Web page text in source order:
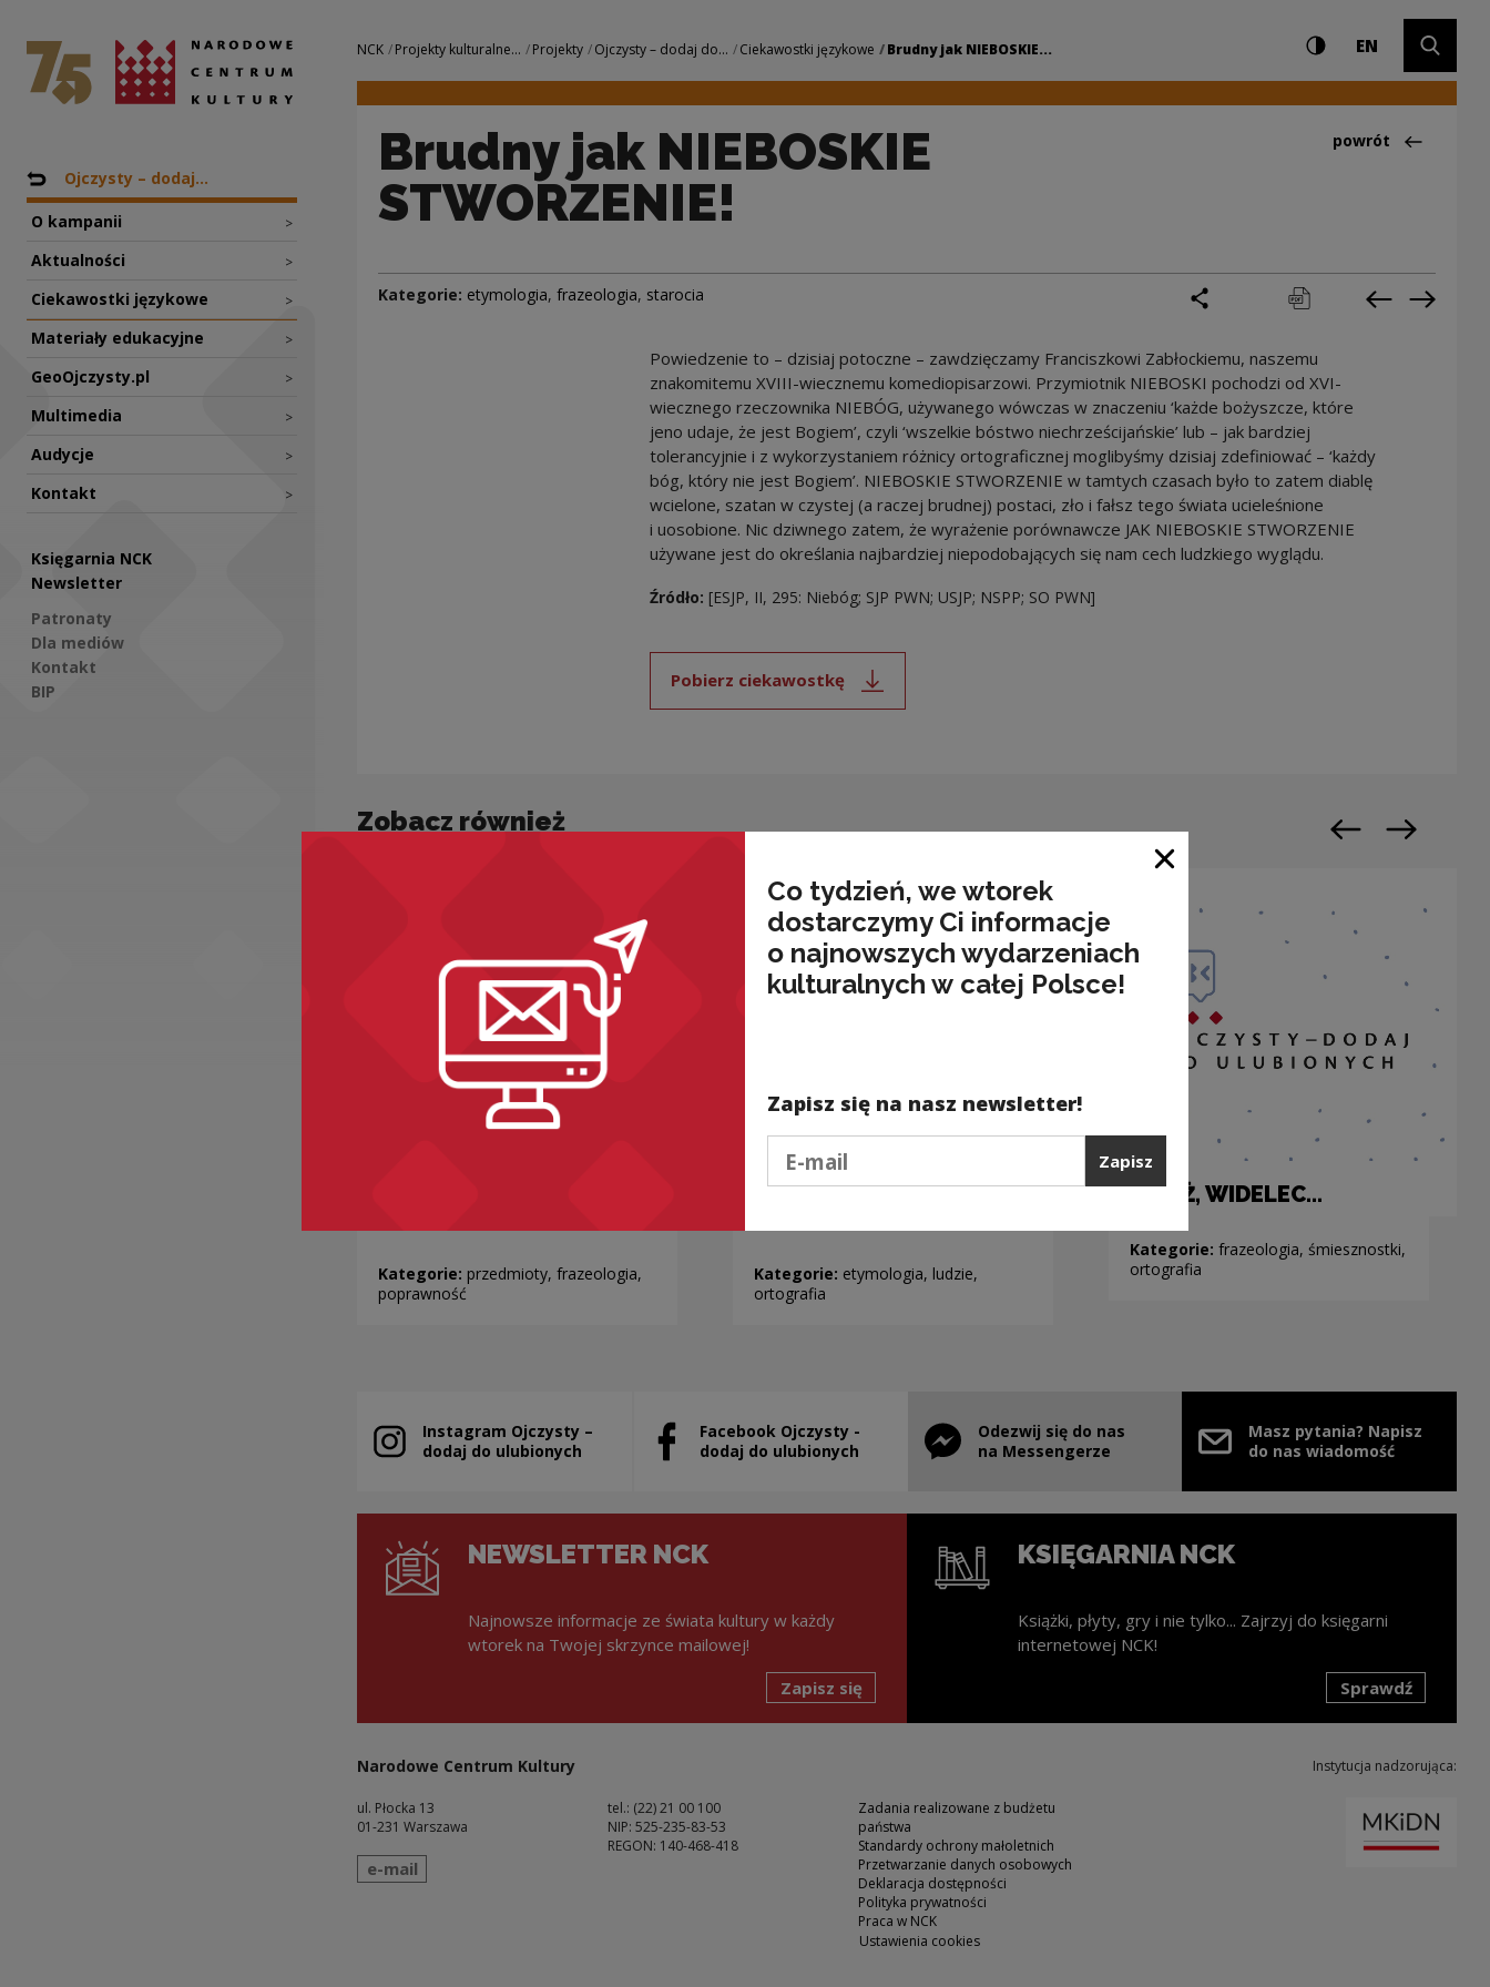
Brudny jak NIEBOSKIE STWORZENIE! | Narodowe
Narodowe Centrum Kultury
Nawigacja
Powrót do: Projekty
Ojczysty – dodaj...
O kampanii >
Aktualności >
Ciekawostki językowe >
Materiały edukacyjne >
GeoOjczysty.pl >
Multimedia >
Audycje >
Kontakt >
Księgarnia NCK
Newsletter
Patronaty
Dla mediów
Kontakt
BIP
Nawigacja
NCK Projekty kulturalne... Projekty Ojczysty – dodaj do... Ciekawostki językowe Brudny jak NIEBOSKIE... Ustawienia iWysoki kontrast
ENCHANGE
Brudny jak NIEBOSKIE
STWORZENIE!
Powrót
powrót
Kategorie: etymologia, frazeologia, starocia podziel się
drukuj pobierz Poprzednia
Powiedzenie to – dzisiaj potoczne – zawdzięczamy Franciszkowi Zabłockiemu, naszemu
znakomitemu XVIII-wiecznemu komediopisarzowi. Przymiotnik NIEBOSKI pochodzi od XVI-
wiecznego rzeczownika NIEBÓG, używanego wówczas w znaczeniu ‘każde bożyszcze, które
jeno udaje, że jest Bogiem’, czyli ‘wszelkie bóstwo niechrześcijańskie’ lub – jak bardziej
tolerancyjnie i z wykorzystaniem różnicy ortograficznej moglibyśmy dzisiaj zdefiniować – ‘każdy
bóg, który nie jest Bogiem’. NIEBOSKIE STWORZENIE w tamtych czasach było to zatem diablę
wcielone, szatan w czystej (a raczej brudnej) postaci, zło i fałsz tego świata ucieleśnione
i uosobione. Nic dziwnego zatem, że wyrażenie porównawcze JAK NIEBOSKIE STWORZENIE
używane jest do określania najbardziej niepodobających się nam cech ludzkiego wyglądu.
Źródło: [ESJP, II, 295: Niebóg; SJP PWN; USJP; NSPP; SO PWN]
Pobierz ciekawostkę
Uwaga, link zostanie otwarty w nowym oknie
Zobacz również
Kategorie: przedmioty, frazeologia,
poprawność
(NIE)CHLUJNY kontra
Kategorie: etymologia, ludzie,
ortografia
A NUŻ, WIDELEC...
Kategorie: frazeologia, śmiesznostki,
ortografia
Poprzedni slajd
Następny
Instagram Ojczysty –
dodaj do ulubionych
Uwaga, link zostanie otwarty w nowym oknie
Facebook Ojczysty -
dodaj do ulubionych
Uwaga, link zostanie otwarty w nowym oknie
Odezwij się do nas
na Messengerze
Uwaga, link zostanie otwarty w nowym oknie
Masz pytania? Napisz
do nas wiadomość
NEWSLETTER NCK
Najnowsze informacje ze świata kultury w każdy
wtorek na Twojej skrzynce mailowej!
Zapisz się
KSIĘGARNIA NCK
Książki, płyty, gry i nie tylko... Zajrzyj do księgarni
internetowej NCK!
Sprawdź
Narodowe Centrum Kultury
ul. Płocka 13
01-231 Warszawa
wyślij wiadomość
e-mail
tel.: (22) 21 00 100
NIP: 525-235-83-53
REGON: 140-468-418
Zadania realizowane z budżetu
państwa
Standardy ochrony małoletnich
Przetwarzanie danych osobowych
Deklaracja dostępności
Polityka prywatności
Praca w NCK
Ustawienia cookies
Instytucja nadzorująca:
Co tydzień, we wtorek
dostarczymy Ci informacje
o najnowszych wydarzeniach
kulturalnych w całej Polsce!
Zapisz się na nasz newsletter!
Zapisz